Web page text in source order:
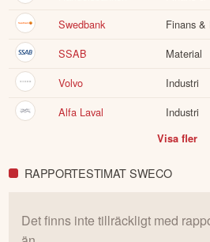
Swedbank
Finans &
SSAB
Material
Volvo
Industri
Alfa Laval
Industri
Visa fler
RAPPORTESTIMAT SWECO
Det finns inte tillräckligt med